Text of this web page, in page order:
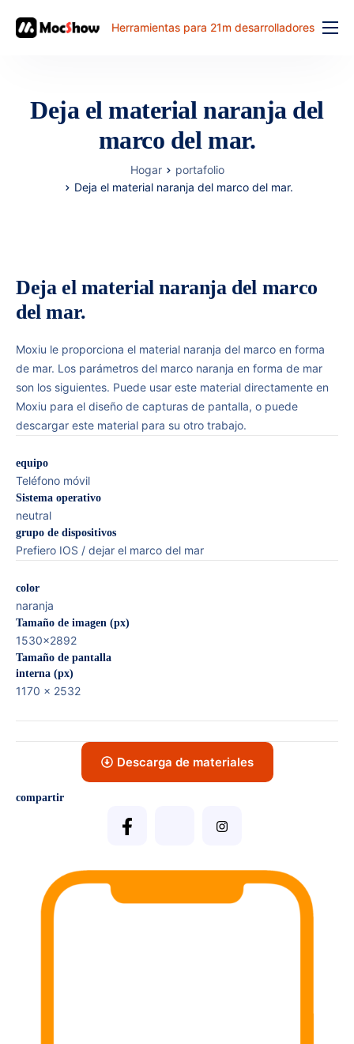
Herramientas para 21m desarrolladores
documento
problema comun
Deja el material naranja del
marco del mar.
Hogar
portafolio
Deja el material naranja del marco del mar.
Deja el material naranja del marco
del mar.
Moxiu le proporciona el material naranja del marco en forma
de mar. Los parámetros del marco naranja en forma de mar
son los siguientes. Puede usar este material directamente en
Moxiu para el diseño de capturas de pantalla, o puede
descargar este material para su otro trabajo.
equipo
Teléfono móvil
Sistema operativo
neutral
grupo de dispositivos
Prefiero IOS / dejar el marco del mar
color
naranja
Tamaño de imagen (px)
1530×2892
Tamaño de pantalla
interna (px)
1170 x 2532
Descarga de materiales
compartir